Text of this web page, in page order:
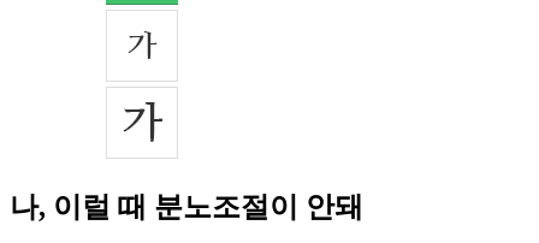
나, 이럴 때 분노조절이 안돼